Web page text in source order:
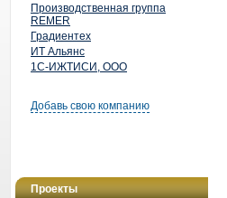
Производственная группа
REMER
Градиентех
ИТ Альянс
1С-ИЖТИСИ, ООО
Добавь свою компанию
Проекты